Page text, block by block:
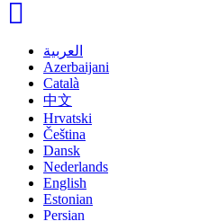
العربية
Azerbaijani
Català
中文
Hrvatski
Čeština
Dansk
Nederlands
English
Estonian
Persian